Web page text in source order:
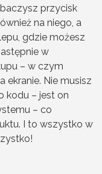
przycisk
na niego, a
gdzie możesz
w
– w czym
ekranie. Nie musisz
kodu – jest on
– co
I to wszystko w